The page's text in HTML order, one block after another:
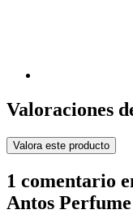
Valoraciones
Valora este producto
1 comentario
Antos